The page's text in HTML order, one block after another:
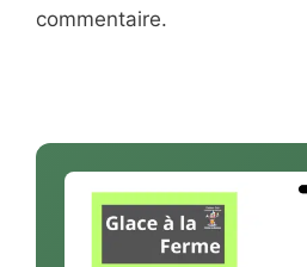
commentaire.